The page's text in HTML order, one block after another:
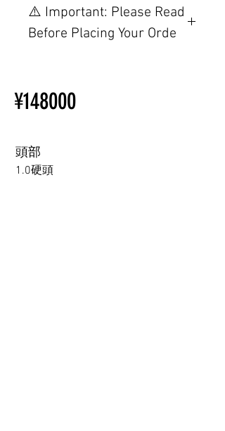
置制限について
その他の配置はTPEに関連し
ラブドール購入前に知ってお
⚠️ Important: Please Read
Before Placing Your Orde
Ordering
Other configurations are related
Beginner’s Purchase Guide
¥148000
頭部
1.0硬頭